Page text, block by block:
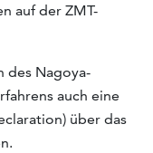
auf der ZMT-
des Nagoya-
auch eine
über das